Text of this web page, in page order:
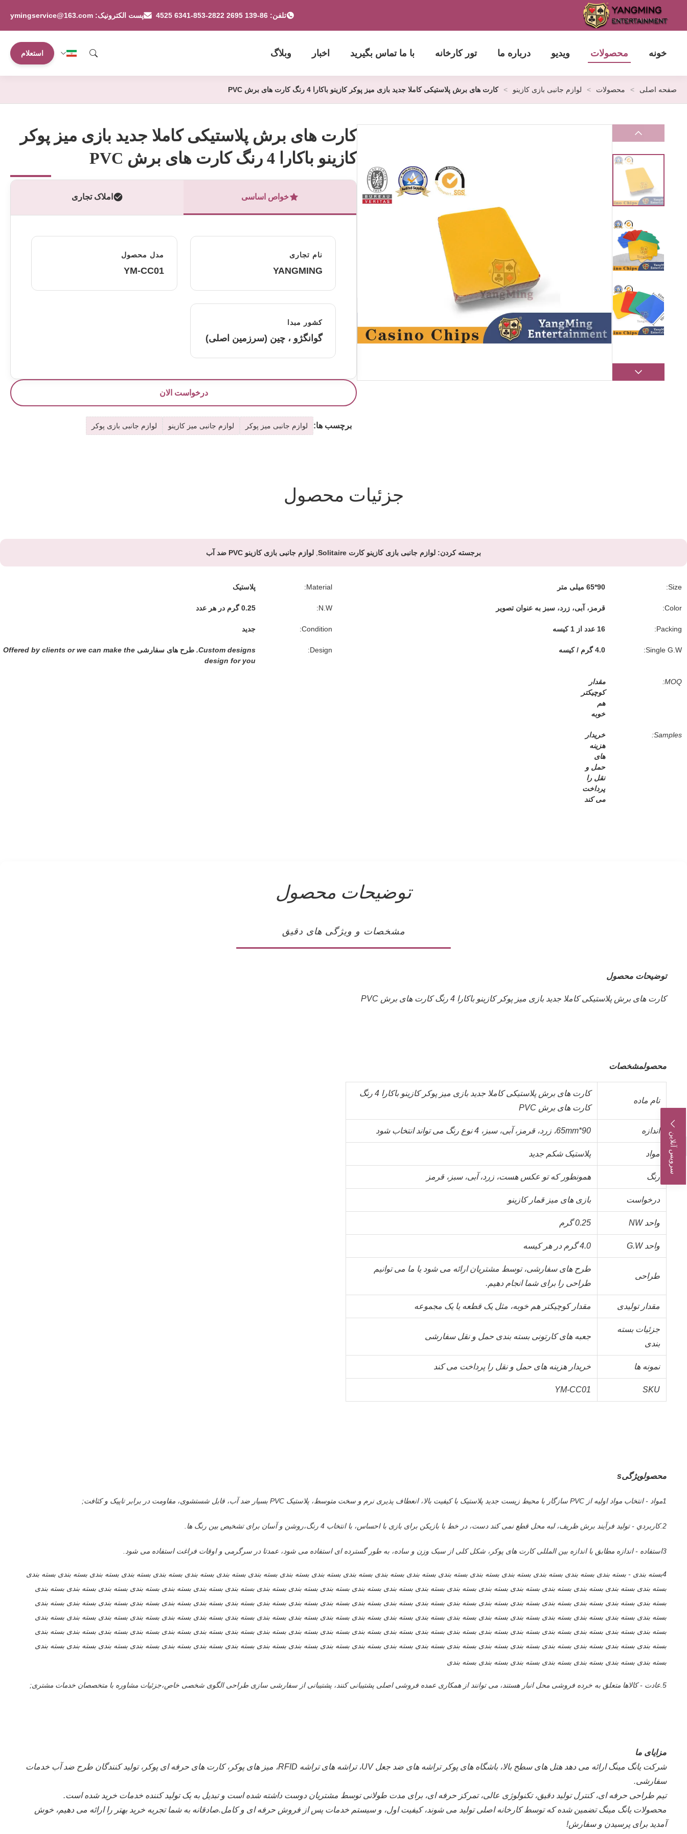
تلفن: 86-139 2695 2822-853-6341 4525 پست الکترونیک: ymingservice@163.com
خونه محصولات ویدیو درباره ما تور کارخانه با ما تماس بگیرید اخبار وبلاگ استعلام
سرویس آنلاین
صفحه اصلی > محصولات > لوازم جانبی بازی کازینو > کارت های برش پلاستیکی کاملا جدید بازی میز پوکر کازینو باکارا 4 رنگ کارت های برش PVC
کارت های برش پلاستیکی کاملا جدید بازی میز پوکر
کازینو باکارا 4 رنگ کارت های برش PVC
خواص اساسی املاک تجاری
نام تجاری
YANGMING
مدل محصول
YM-CC01
کشور مبدا
گوانگژو ، چین (سرزمین اصلی)
درخواست الان
برچسب ها: لوازم جانبی میز پوکر لوازم جانبی میز کازینو لوازم جانبی بازی پوکر
جزئیات محصول
برجسته کردن: لوازم جانبی بازی کازینو کارت Solitaire لوازم جانبی بازی کازینو PVC ضد آب
Size: 90*65 میلی متر Material: پلاستیک
Color: قرمز، آبی، زرد، سبز به عنوان تصویر N.W: 0.25 گرم در هر عدد
Packing: 16 عدد از 1 کیسه Condition: جدید
Single G.W: 4.0 گرم / کیسه Design:
Custom designs. طرح های سفارشی Offered by clients or we can make the
design for you
MOQ:
مقدار
کوچيکتر
هم
خوبه
Samples:
خریدار
هزینه
های
حمل و
نقل را
پرداخت
می کند
توضیحات محصول
مشخصات و ویژگی های دقیق
توضیحات محصول
کارت های برش پلاستیکی کاملا جدید بازی میز پوکر کازینو باکارا 4 رنگ کارت های برش PVC
محصولمشخصات
نام ماده
کارت های برش پلاستیکی کاملا جدید بازی میز پوکر کازینو باکارا 4 رنگ
کارت های برش PVC
اندازه 90*65mm، زرد، قرمز، آبی، سبز، 4 نوع رنگ می تواند انتخاب شود
مواد پلاستيک شکم جديد
رنگ همونطور که تو عکس هست، زرد، آبی، سبز، قرمز
درخواست بازی های میز قمار کازینو
واحد NW 0.25 گرم
واحد G.W 4.0 گرم در هر کیسه
طراحی
طرح های سفارشی، توسط مشتریان ارائه می شود یا ما می توانیم
طراحی را برای شما انجام دهیم.
مقدار تولیدی مقدار کوچيکتر هم خوبه، مثل يک قطعه يا يک مجموعه
جزئیات بسته
بندی
جعبه های کارتونی بسته بندی حمل و نقل سفارشی
نمونه ها خریدار هزینه های حمل و نقل را پرداخت می کند
SKU
YM-CC01
محصولویژگیs
1مواد - انتخاب مواد اولیه از PVC سازگار با محیط زیست جدید پلاستیک با کیفیت بالا، انعطاف پذیری نرم و سخت متوسط، پلاستیک PVC بسیار ضد آب، قابل شستشوی، مقاومت در برابر تاپیک و کثافت;
2.کاربردي - تولید فرآیند برش ظریف، لبه محل قطع نمی کند دست، در خط با بازیکن برای بازی با احساس، با انتخاب 4 رنگ،روشن و آسان برای تشخیص بین رنگ ها.
3استفاده - اندازه مطابق با اندازه بین المللی کارت های پوکر، شکل کلی از سبک وزن و ساده، به طور گسترده ای استفاده می شود، عمدتا در سرگرمی و اوقات فراغت استفاده می شود.
4بسته بندی - بسته بندی بسته بندی بسته بندی بسته بندی بسته بندی بسته بندی بسته بندی بسته بندی بسته بندی بسته بندی بسته بندی بسته بندی بسته بندی بسته بندی بسته بندی بسته بندی بسته بندی بسته بندی بسته بندی
بسته بندی بسته بندی بسته بندی بسته بندی بسته بندی بسته بندی بسته بندی بسته بندی بسته بندی بسته بندی بسته بندی بسته بندی بسته بندی بسته بندی بسته بندی بسته بندی بسته بندی بسته بندی بسته بندی بسته بندی
بسته بندی بسته بندی بسته بندی بسته بندی بسته بندی بسته بندی بسته بندی بسته بندی بسته بندی بسته بندی بسته بندی بسته بندی بسته بندی بسته بندی بسته بندی بسته بندی بسته بندی بسته بندی بسته بندی بسته بندی
بسته بندی بسته بندی بسته بندی بسته بندی بسته بندی بسته بندی بسته بندی بسته بندی بسته بندی بسته بندی بسته بندی بسته بندی بسته بندی بسته بندی بسته بندی بسته بندی بسته بندی بسته بندی بسته بندی بسته بندی
بسته بندی بسته بندی بسته بندی بسته بندی بسته بندی بسته بندی بسته بندی بسته بندی بسته بندی بسته بندی بسته بندی بسته بندی بسته بندی بسته بندی بسته بندی بسته بندی بسته بندی بسته بندی بسته بندی بسته بندی
بسته بندی بسته بندی بسته بندی بسته بندی بسته بندی بسته بندی بسته بندی بسته بندی بسته بندی بسته بندی بسته بندی بسته بندی بسته بندی بسته بندی بسته بندی بسته بندی بسته بندی بسته بندی بسته بندی بسته بندی
بسته بندی بسته بندی بسته بندی بسته بندی بسته بندی بسته بندی بسته بندی
5.عادت - کالاها متعلق به خرده فروشی محل انبار هستند، می توانند از همکاری عمده فروشی اصلی پشتیبانی کنند، پشتیبانی از سفارشی سازی طراحی الگوی شخصی خاص،جزئیات مشاوره با متخصصان خدمات مشتری;
مزایای ما
شرکت یانگ مینگ ارائه می دهد هتل های سطح بالا، باشگاه های پوکر تراشه های ضد جعل UV، تراشه های تراشه RFID، میز های پوکر، کارت های حرفه ای پوکر، تولید کنندگان طرح ضد آب خدمات
سفارشی.
تیم طراحی حرفه ای، کنترل تولید دقیق، تکنولوژی عالی، تمرکز حرفه ای، برای مدت طولانی توسط مشتریان دوست داشته شده است و تبدیل به یک تولید کننده خدمات خرید شده است.
محصولات یانگ مینگ تضمین شده که توسط کارخانه اصلی تولید می شوند، کیفیت اول، و سیستم خدمات پس از فروش حرفه ای و کامل.صادقانه به شما تجربه خرید بهتر را ارائه می دهیم، خوش
آمدید برای پرسیدن و سفارش!